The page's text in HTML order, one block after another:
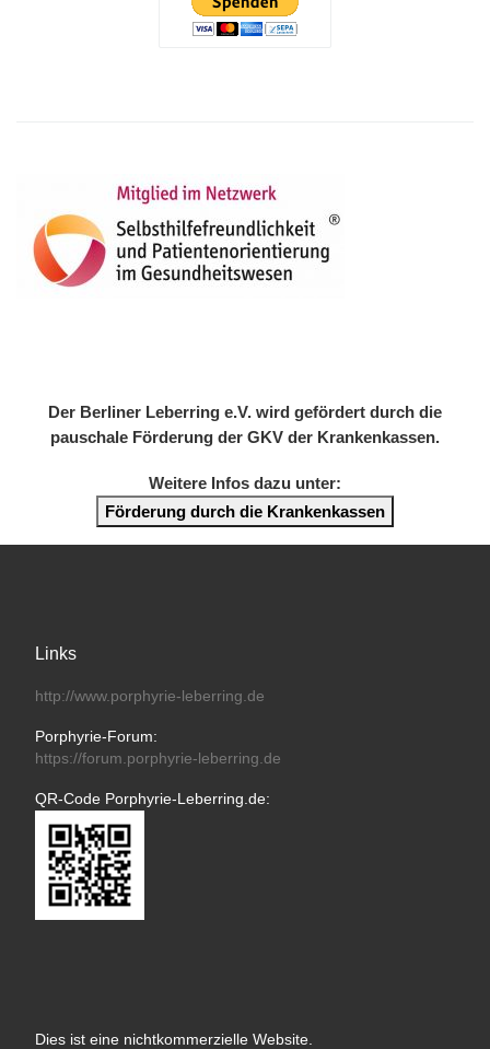
Der Berliner Leberring e.V. wird gefördert durch die
pauschale Förderung der GKV der Krankenkassen.
Weitere Infos dazu unter:
Förderung durch die Krankenkassen
Links
http://www.porphyrie-leberring.de
Porphyrie-Forum:
https://forum.porphyrie-leberring.de
QR-Code Porphyrie-Leberring.de:
Dies ist eine nichtkommerzielle Website.